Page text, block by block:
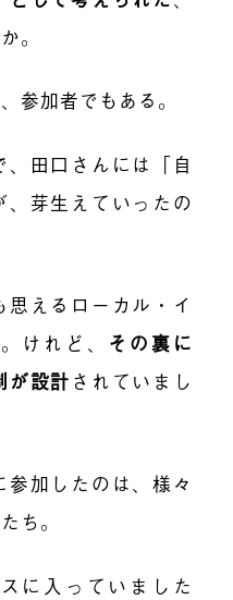
。
参加者でもある。
田口さんには「自
芽生えていったの
えるローカル・イ
けれど、 その裏に
が設計 されていまし
加したのは、様々
ち。
に入っていました